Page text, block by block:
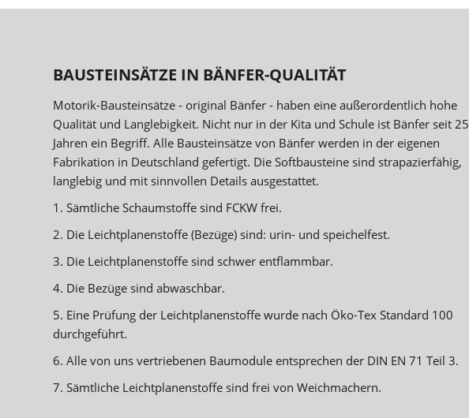
BAUSTEINSÄTZE IN BÄNFER-QUALITÄT
Motorik-Bausteinsätze - original Bänfer - haben eine außerordentlich hohe
Qualität und Langlebigkeit. Nicht nur in der Kita und Schule ist Bänfer seit 25
Jahren ein Begriff. Alle Bausteinsätze von Bänfer werden in der eigenen
Fabrikation in Deutschland gefertigt. Die Softbausteine sind strapazierfähig,
langlebig und mit sinnvollen Details ausgestattet.
1. Sämtliche Schaumstoffe sind FCKW frei.
2. Die Leichtplanenstoffe (Bezüge) sind: urin- und speichelfest.
3. Die Leichtplanenstoffe sind schwer entflammbar.
4. Die Bezüge sind abwaschbar.
5. Eine Prüfung der Leichtplanenstoffe wurde nach Öko-Tex Standard 100
durchgeführt.
6. Alle von uns vertriebenen Baumodule entsprechen der DIN EN 71 Teil 3.
7. Sämtliche Leichtplanenstoffe sind frei von Weichmachern.